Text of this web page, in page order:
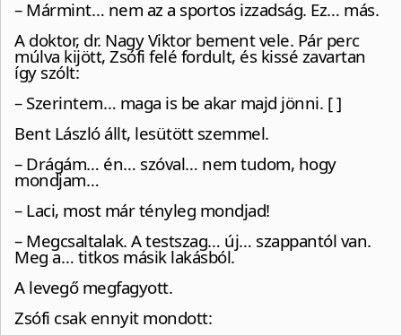
– Mármint… nem az a sportos izzadság. Ez… más.
A doktor, dr. Nagy Viktor bement vele. Pár perc
múlva kijött, Zsófi felé fordult, és kissé zavartan
így szólt:
– Szerintem… maga is be akar majd jönni. [ ]
Bent László állt, lesütött szemmel.
– Drágám… én… szóval… nem tudom, hogy
mondjam…
– Laci, most már tényleg mondjad!
– Megcsaltalak. A testszag… új… szappantól van.
Meg a… titkos másik lakásból.
A levegő megfagyott.
Zsófi csak ennyit mondott: